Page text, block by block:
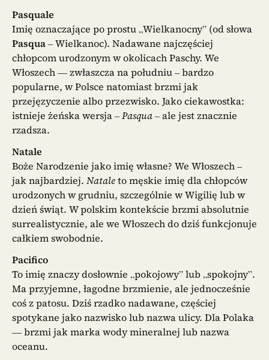
Pasquale
Imię oznaczające po prostu „Wielkanocny” (od słowa
Pasqua– Wielkanoc). Nadawane najczęściej
chłopcom urodzonym w okolicach Paschy. We
Włoszech — zwłaszcza na południu – bardzo
popularne, w Polsce natomiast brzmi jak
przejęzyczenie albo przezwisko. Jako ciekawostka:
istnieje żeńska wersja –Pasqua– ale jest znacznie
rzadsza.
Natale
Boże Narodzenie jako imię własne? We Włoszech –
jak najbardziej. Nataleto męskie imię dla chłopców
urodzonych w grudniu, szczególnie w Wigilię lub w
dzień świąt. W polskim kontekście brzmi absolutnie
surrealistycznie, ale we Włoszech do dziś funkcjonuje
całkiem swobodnie.
Pacifico
To imię znaczy dosłownie „pokojowy” lub „spokojny”.
Ma przyjemne, łagodne brzmienie, ale jednocześnie
coś z patosu. Dziś rzadko nadawane, częściej
spotykane jako nazwisko lub nazwa ulicy. Dla Polaka
— brzmi jak marka wody mineralnej lub nazwa
oceanu.